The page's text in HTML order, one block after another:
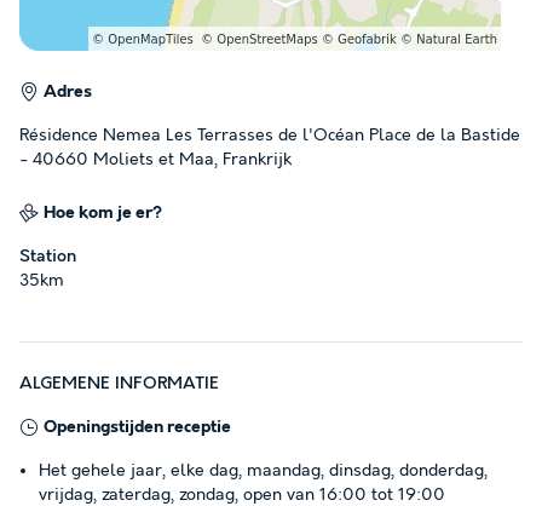
Adres
Résidence Nemea Les Terrasses de l'Océan Place de la Bastide
- 40660 Moliets et Maa, Frankrijk
Hoe kom je er?
Station
35km
ALGEMENE INFORMATIE
Openingstijden receptie
Het gehele jaar, elke dag, maandag, dinsdag, donderdag,
vrijdag, zaterdag, zondag, open van 16:00 tot 19:00